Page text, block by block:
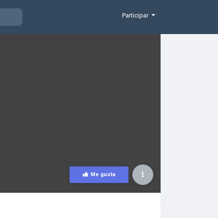
Participar
Me gusta